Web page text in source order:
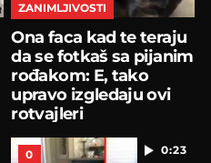
ZANIMLJIVOSTI
Ona faca kad te teraju
da se fotkaš sa pijanim
rođakom: E, tako
upravo izgledaju ovi
rotvajleri
0:23
0